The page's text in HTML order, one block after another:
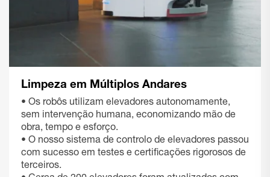
Limpeza em Múltiplos Andares
• Os robôs utilizam elevadores autonomamente,
sem intervenção humana, economizando mão de
obra, tempo e esforço.
• O nosso sistema de controlo de elevadores passou
com sucesso em testes e certificações rigorosos de
terceiros.